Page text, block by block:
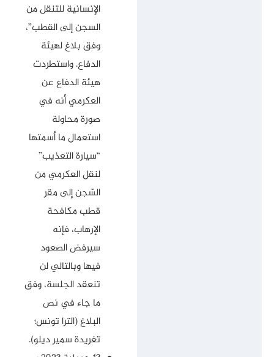
الإنسانية للتنقل من
السجن إلى القطب”،
وفق بلاغ لهيئة
الدفاع. واستطردت
هيئة الدفاع عن
العكرمي أنه في
صورة محاولة
استعمال ما أسمتها
“سيارة التعذيب”
لنقل العكرمي من
السّجن إلى مقر
قطب مكافحة
الإرهاب، فإنه
سيرفض الصعود
فيها وبالتالي لن
تنعقد الجلسة، وفق
ما جاء في نص
البلاغ (الترا تونس؛
تغريدة سمير ديلو).